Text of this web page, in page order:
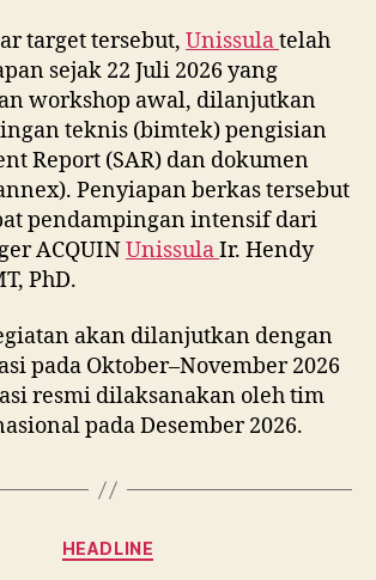
target tersebut, Unissulatelah
sejak 22 Juli 2026 yang
workshop awal, dilanjutkan
teknis (bimtek) pengisian
Report (SAR) dan dokumen
Penyiapan berkas tersebut
pendampingan intensif dari
ACQUINUnissulaIr. Hendy
PhD.
akan dilanjutkan dengan
pada Oktober–November 2026
resmi dilaksanakan oleh tim
pada Desember 2026.
Categories
HEADLINE